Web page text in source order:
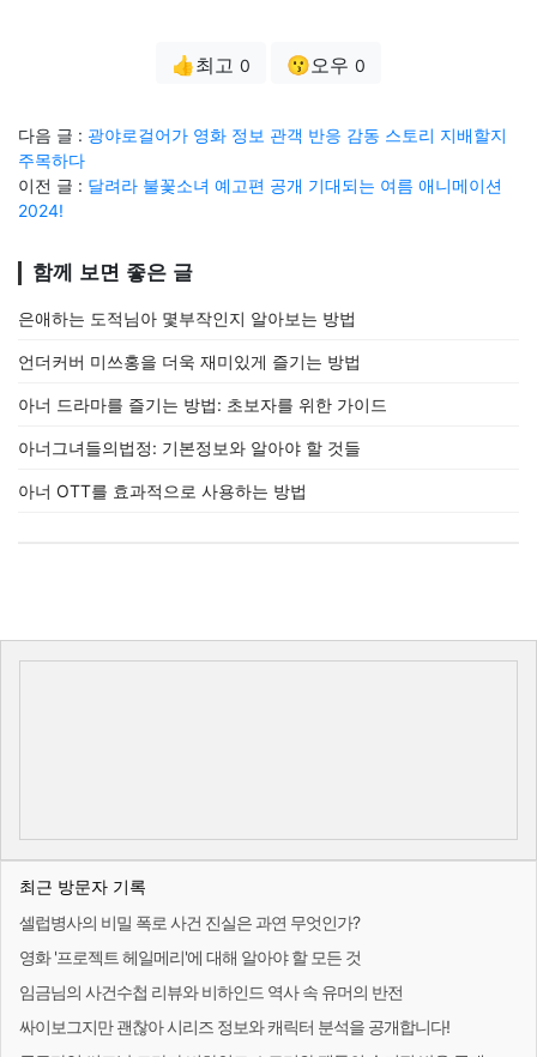
👍최고 0 😗오우 0
다음 글 : 광야로걸어가 영화 정보 관객 반응 감동 스토리 지배할지
주목하다
이전 글 : 달려라 불꽃소녀 예고편 공개 기대되는 여름 애니메이션
2024!
함께 보면 좋은 글
은애하는 도적님아 몇부작인지 알아보는 방법
언더커버 미쓰홍을 더욱 재미있게 즐기는 방법
아너 드라마를 즐기는 방법: 초보자를 위한 가이드
아너그녀들의법정: 기본정보와 알아야 할 것들
아너 OTT를 효과적으로 사용하는 방법
최근 방문자 기록
셀럽병사의 비밀 폭로 사건 진실은 과연 무엇인가?
영화 '프로젝트 헤일메리'에 대해 알아야 할 모든 것
임금님의 사건수첩 리뷰와 비하인드 역사 속 유머의 반전
싸이보그지만 괜찮아 시리즈 정보와 캐릭터 분석을 공개합니다!